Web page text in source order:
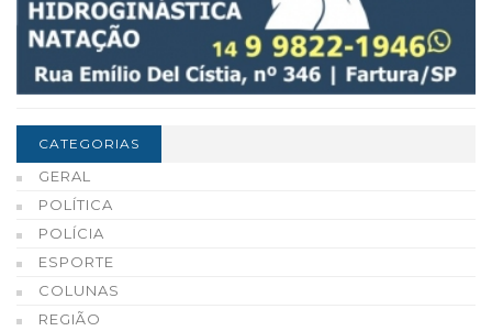
CATEGORIAS
GERAL
POLÍTICA
POLÍCIA
ESPORTE
COLUNAS
REGIÃO